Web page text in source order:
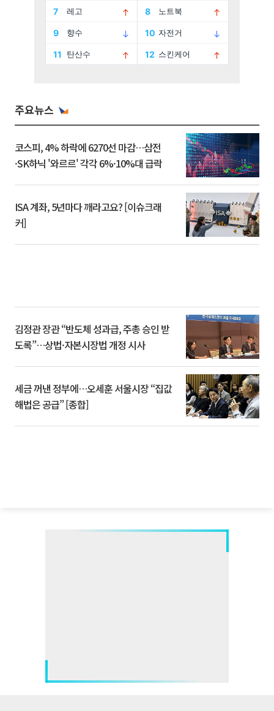
주요뉴스
코스피, 4% 하락에 6270선 마감…삼전
·SK하닉 '와르르' 각각 6%·10%대 급락
ISA 계좌, 5년마다 깨라고요? [이슈크래
커]
김정관 장관 “반도체 성과급, 주총 승인 받
도록”…상법·자본시장법 개정 시사
세금 꺼낸 정부에…오세훈 서울시장 “집값
해법은 공급” [종합]